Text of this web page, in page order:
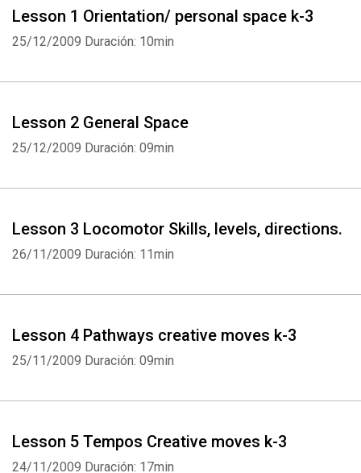
Lesson 1 Orientation/ personal space k-3
25/12/2009 Duración: 10min
Lesson 2 General Space
25/12/2009 Duración: 09min
Lesson 3 Locomotor Skills, levels, directions.
26/11/2009 Duración: 11min
Lesson 4 Pathways creative moves k-3
25/11/2009 Duración: 09min
Lesson 5 Tempos Creative moves k-3
24/11/2009 Duración: 17min